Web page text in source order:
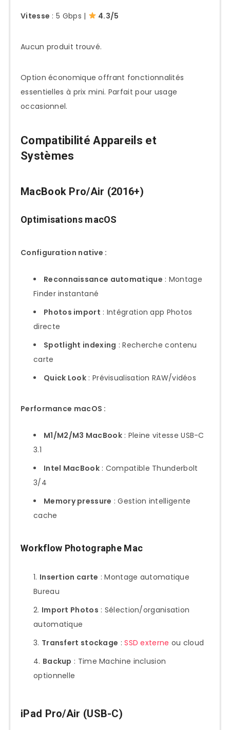
Vitesse : 5 Gbps | 4.3/5
Aucun produit trouvé.
Option économique offrant fonctionnalités
essentielles à prix mini. Parfait pour usage
occasionnel.
Compatibilité Appareils et
Systèmes
MacBook Pro/Air (2016+)
Optimisations macOS
Configuration native :
Reconnaissance automatique : Montage
Finder instantané
Photos import : Intégration app Photos
directe
Spotlight indexing : Recherche contenu
carte
Quick Look : Prévisualisation RAW/vidéos
Performance macOS :
M1/M2/M3 MacBook: Pleine vitesse USB-C
3.1
Intel MacBook: Compatible Thunderbolt
3/4
Memory pressure : Gestion intelligente
cache
Workflow Photographe Mac
Insertion carte : Montage automatique
Bureau
Import Photos : Sélection/organisation
automatique
Transfert stockage :SSD externe ou cloud
Backup : Time Machine inclusion
optionnelle
iPad Pro/Air (USB-C)